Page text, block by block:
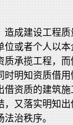
造成建设工程
位或者个人以
承揽工程，
时明知资质借
资质的建筑
又落实明知
法治秩序。